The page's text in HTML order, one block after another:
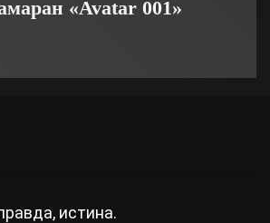
«Avatar 001»
истина.